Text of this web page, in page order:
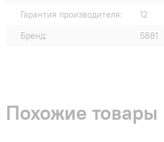
Гарантия производителя:
12
Бренд:
5881
Похожие товары